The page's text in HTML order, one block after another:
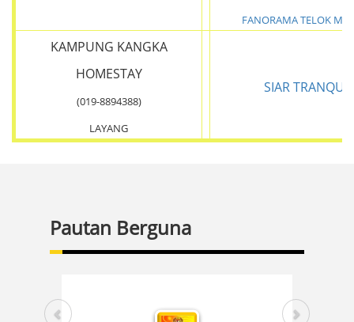
FANORAMA TELOK
KAMPUNG KANGKA
HOMESTAY
(019-8894388)
LAYANG
SIAR TRANQUIL
Pautan Berguna